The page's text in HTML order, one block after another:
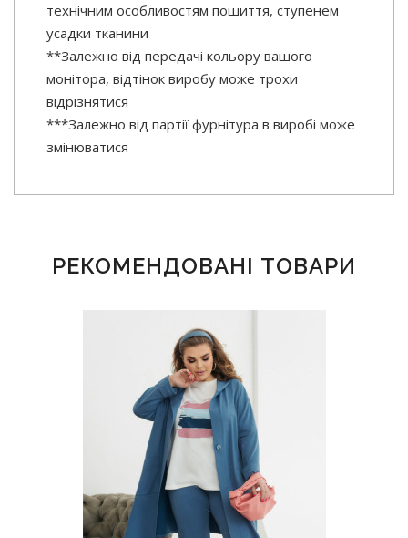
технічним особливостям пошиття, ступенем
усадки тканини
**Залежно від передачі кольору вашого
монітора, відтінок виробу може трохи
відрізнятися
***Залежно від партії фурнітура в виробі може
змінюватися
РЕКОМЕНДОВАНІ ТОВАРИ